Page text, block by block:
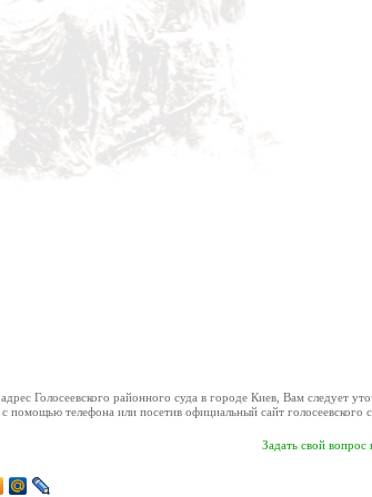
здійснення судочинства в Україні за 2...
адміністрації України від 17 січня 2014 року № 9 на веб-...
ДСА України з Проектом USAID "Спра...
адміністративних судів
Задать свой вопрос
Голосеевского районного суда в городе Киев, Вам следует
помощью телефона или посетив официальный сайт голосеевского